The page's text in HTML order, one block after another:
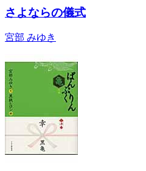
さよならの儀式
宮部 みゆき